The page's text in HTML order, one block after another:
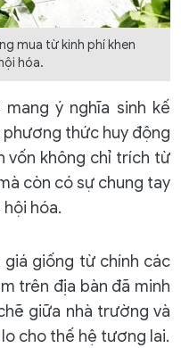
mua từ kinh phí khen
hóa.
ý nghĩa sinh kế
thức huy động
vốn không chỉ trích từ
còn có sự chung tay
hóa.
giống từ chính các
trên địa bàn đã minh
giữa nhà trường và
cho thế hệ tương lai.